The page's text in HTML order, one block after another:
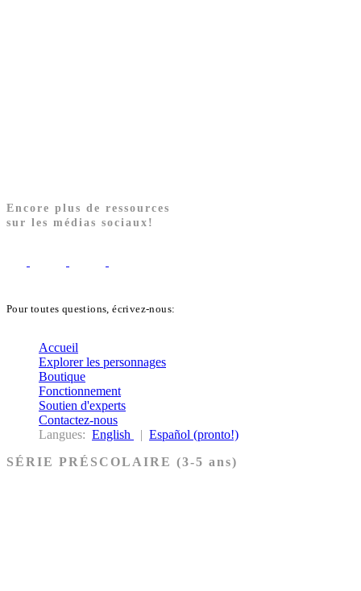
Encore plus de ressources
sur les médias sociaux!
Pour toutes questions, écrivez-nous:
Accueil
Explorer les personnages
Boutique
Fonctionnement
Soutien d'experts
Contactez-nous
Langues: English | Español (pronto!)
SÉRIE PRÉSCOLAIRE (3-5 ans)